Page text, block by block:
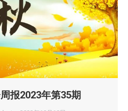
报2023年第35期